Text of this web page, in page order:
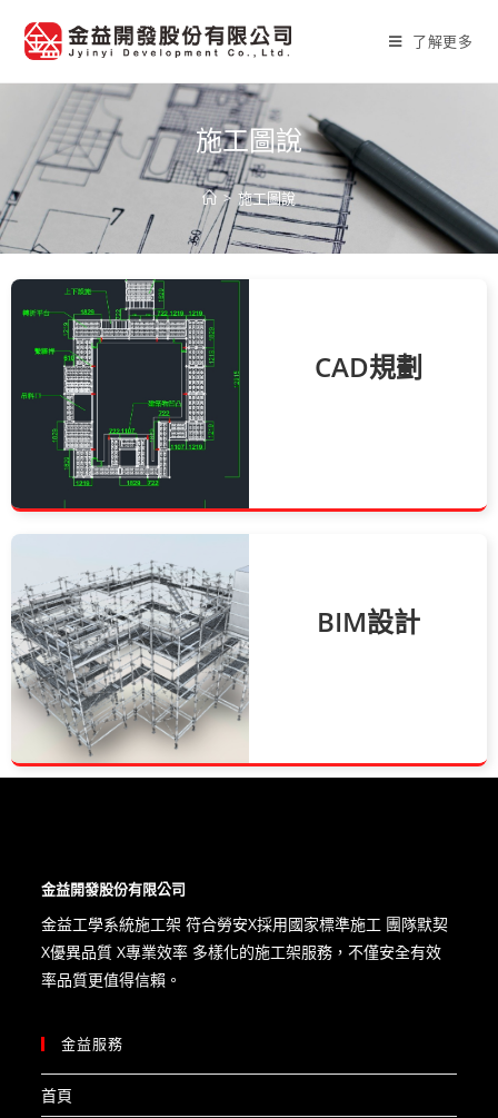
了解更多
施工圖說
> 施工圖說
CAD規劃
BIM設計
金益開發股份有限公司
金益工學系統施工架 符合勞安X​採用國家標準施工 團隊默契
X優異品質 X專業效率 多樣化的施工架服務，不僅安全有效
率品質更值得信賴。
金益服務
首頁